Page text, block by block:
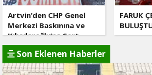
Artvin’den CHP Genel
Merkezi Baskınına ve
Kılıçdaroğlu’na Sert
Tepki
FARUK
Son Eklenen Haberler